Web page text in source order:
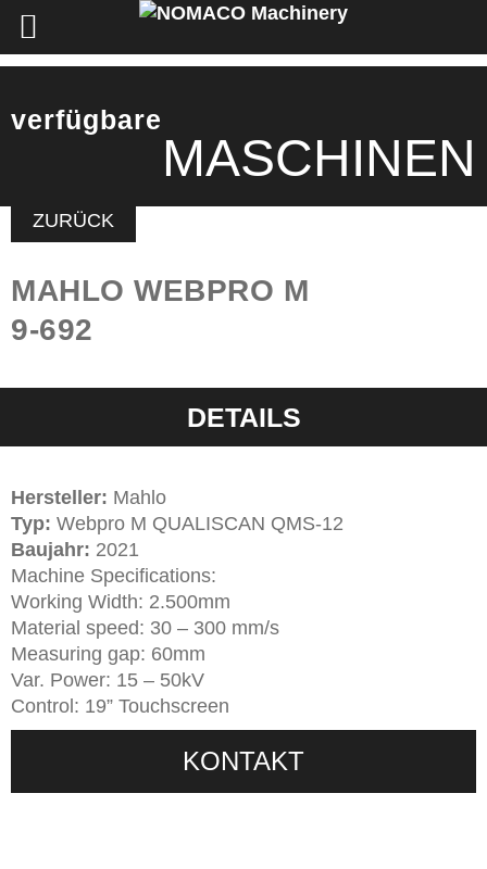
verfügbare
MASCHINEN
ZURÜCK
MAHLO WEBPRO M
9-692
DETAILS
Hersteller: Mahlo
Typ: Webpro M QUALISCAN QMS-12
Baujahr: 2021
Machine Specifications:
Working Width: 2.500mm
Material speed: 30 – 300 mm/s
Measuring gap: 60mm
Var. Power: 15 – 50kV
Control: 19” Touchscreen
KONTAKT